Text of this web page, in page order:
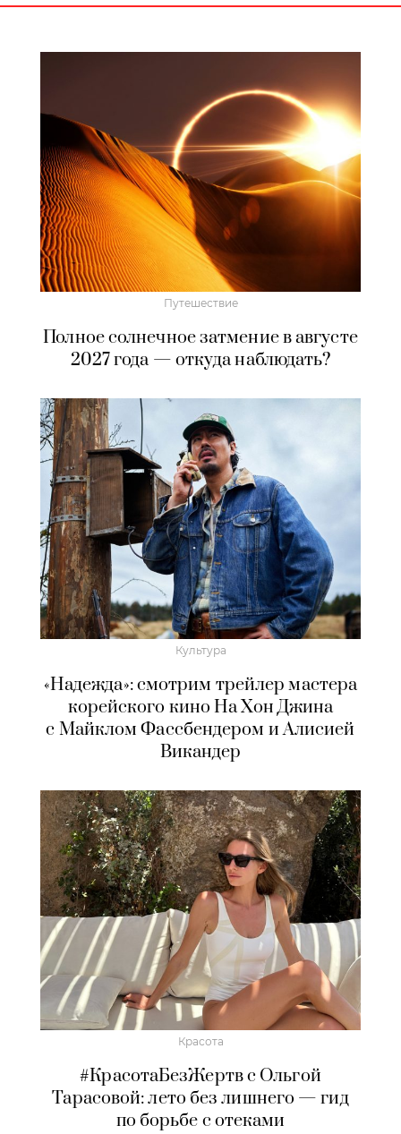
Путешествие
Полное солнечное затмение в августе
2027 года — откуда наблюдать?
Культура
«Надежда»: смотрим трейлер мастера
корейского кино На Хон Джина
с Майклом Фассбендером и Алисией
Викандер
Красота
#КрасотаБезЖертв с Ольгой
Тарасовой: лето без лишнего — гид
по борьбе с отеками